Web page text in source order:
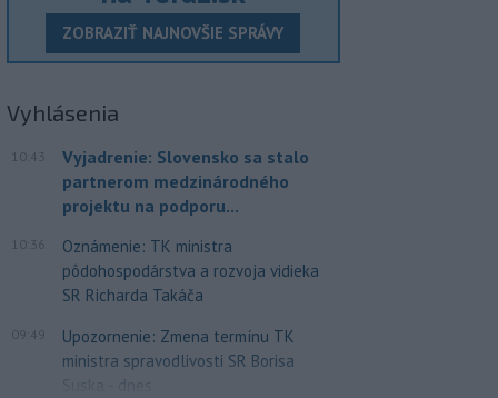
ZOBRAZIŤ NAJNOVŠIE SPRÁVY
Vyhlásenia
10:43
Vyjadrenie: Slovensko sa stalo
partnerom medzinárodného
projektu na podporu...
10:36
Oznámenie: TK ministra
pôdohospodárstva a rozvoja vidieka
SR Richarda Takáča
09:49
Upozornenie: Zmena termínu TK
ministra spravodlivosti SR Borisa
Suska - dnes